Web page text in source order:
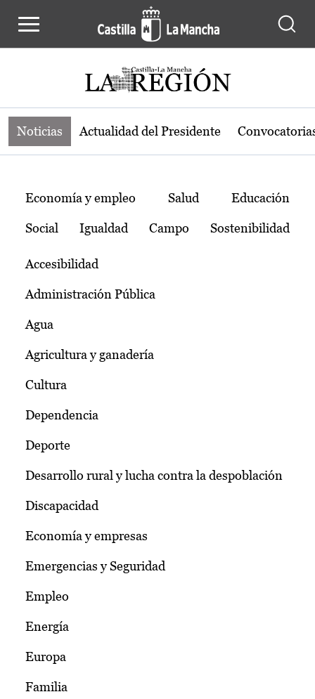
Noticias de la región de Castilla-La
Noticias Actualidad del Presidente
Temas
Economía y empleo Salud Educación
Social Igualdad Campo Sostenibilidad
Accesibilidad
Administración Pública
Agua
Agricultura y ganadería
Cultura
Dependencia
Deporte
Desarrollo rural y lucha contra la despoblación
Discapacidad
Economía y empresas
Emergencias y Seguridad
Empleo
Energía
Europa
Familia